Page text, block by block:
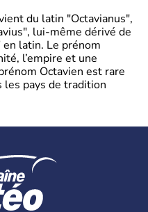
du latin "Octavianus",
lui-même dérivé de
latin. Le prénom
l’empire et une
Octavien est rare
les pays de tradition